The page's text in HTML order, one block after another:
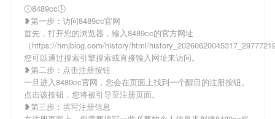
🕔8489cc🕔
❥第一步：访问8489cc官网
首先，打开您的浏览器，输入8489cc的官方网址
（https://hmjblog.com/history/html/
您可以通过搜索引擎搜索或直接输入网址来访问。
❥第二步：点击注册按钮
一旦进入8489cc官网，您会在页面上找到一个醒目的注册按钮。
点击该按钮，您将被引导至注册页面。
❥第三步：填写注册信息